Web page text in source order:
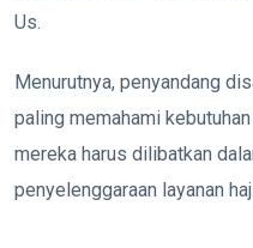
Us.
Menurutnya, penyandang
paling memahami
mereka harus dilibatkan
penyelenggaraan layanan